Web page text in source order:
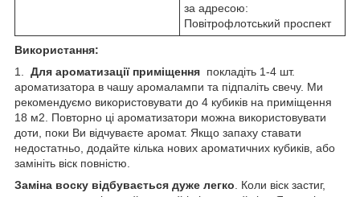
за адресою:
Повітрофлотський проспект
Використання:
1.
Для ароматизації приміщення покладіть 1-4 шт.
ароматизатора в чашу аромалампи та підпаліть свечу. Ми
рекомендуємо використовувати до 4 кубиків на приміщення
18 м2. Повторно ці ароматизатори можна використовувати
доти, поки Ви відчуваєте аромат. Якщо запаху ставати
недостатньо, додайте кілька нових ароматичних кубиків, або
замініть віск повністю.
Заміна воску відбувається дуже легко . Коли віск застиг,